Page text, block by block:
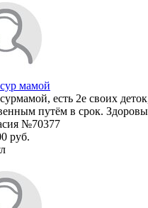
мамой
есть 2е своих
путём в срок.
№70377
руб.